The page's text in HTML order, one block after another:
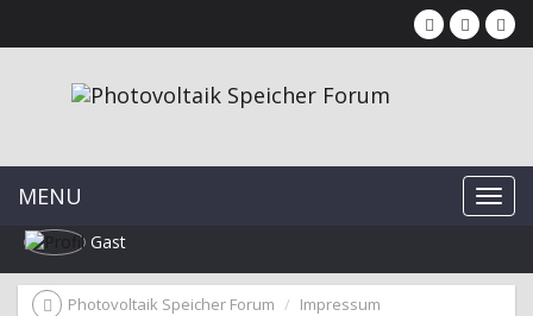
MENU
Gast
Photovoltaik Speicher Forum Impressum